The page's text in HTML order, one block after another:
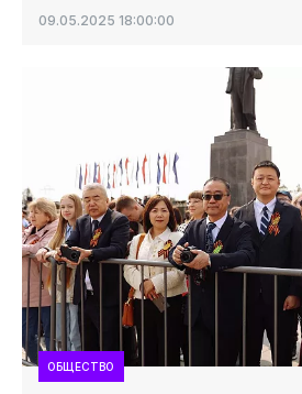
09.05.2025 18:00:00
ОБЩЕСТВО